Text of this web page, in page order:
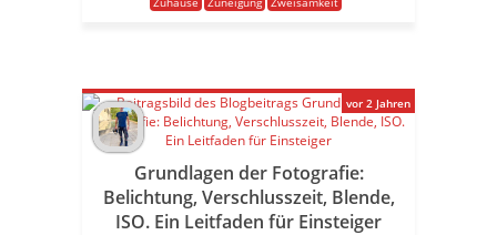
Grundlagen der Fotografie:
Belichtung, Verschlusszeit, Blende,
ISO. Ein Leitfaden für Einsteiger
vor 2 Jahren